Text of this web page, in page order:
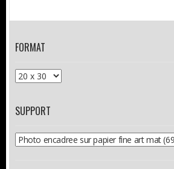
FORMAT
SUPPORT